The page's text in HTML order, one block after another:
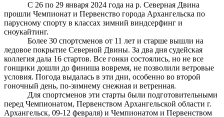
С 26 по 29 января 2024 года на р. Северная Двина
прошли Чемпионат и Первенство города Архангельска по
парусному спорту в классах зимний виндсерфинг и
сноукайтинг.
Более 30 спортсменов от 11 лет и старше вышли на
ледовое покрытие Северной Двины. За два дня судейская
коллегия дала 16 стартов. Все гонки состоялись, но не все
гонщики дошли до финиша вовремя, не позволили ветровые
условия. Погода выдалась в эти дни, особенно во второй
гоночный день, по-зимнему снежная и ветренная.
Для спортсменов эти старты были подготовительными
перед Чемпионатом, Первенством Архангельской области г.
Архангельск, 09-12 февраля) и Чемпионатом и Первенством